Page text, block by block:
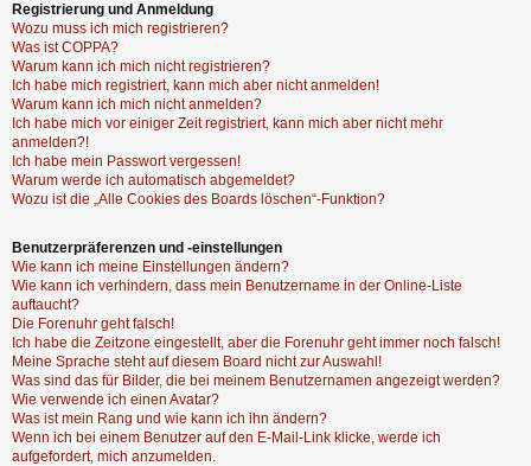
Registrierung und Anmeldung
Wozu muss ich mich registrieren?
Was ist COPPA?
Warum kann ich mich nicht registrieren?
Ich habe mich registriert, kann mich aber nicht anmelden!
Warum kann ich mich nicht anmelden?
Ich habe mich vor einiger Zeit registriert, kann mich aber nicht mehr
anmelden?!
Ich habe mein Passwort vergessen!
Warum werde ich automatisch abgemeldet?
Wozu ist die „Alle Cookies des Boards löschen“-Funktion?
Benutzerpräferenzen und -einstellungen
Wie kann ich meine Einstellungen ändern?
Wie kann ich verhindern, dass mein Benutzername in der Online-Liste
auftaucht?
Die Forenuhr geht falsch!
Ich habe die Zeitzone eingestellt, aber die Forenuhr geht immer noch falsch!
Meine Sprache steht auf diesem Board nicht zur Auswahl!
Was sind das für Bilder, die bei meinem Benutzernamen angezeigt werden?
Wie verwende ich einen Avatar?
Was ist mein Rang und wie kann ich ihn ändern?
Wenn ich bei einem Benutzer auf den E-Mail-Link klicke, werde ich
aufgefordert, mich anzumelden.